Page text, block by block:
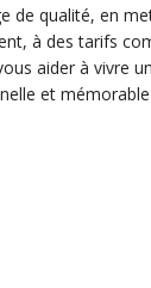
de qualité, en
à des tarifs
aider à vivre
et